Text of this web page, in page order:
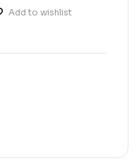
Add to wishlist